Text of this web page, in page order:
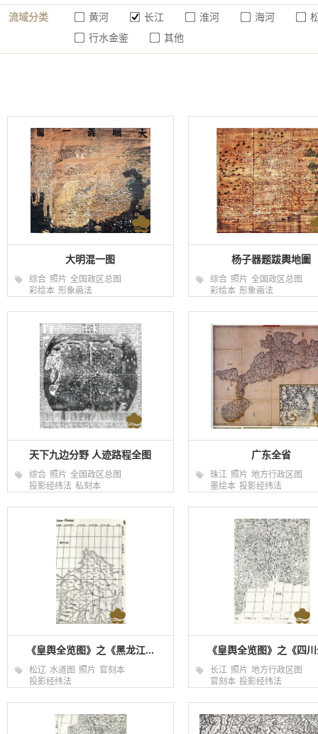
流域分类 黄河 长江 淮河 海河
行水金鉴
其他
大明混一图
综合 照片 全国政区总图
彩绘本 形象画法
杨子器题跋輿地圖
综合 照片 全国政区总图
彩绘本 形象画法
天下九边分野 人迹路程全图
综合 照片 全国政区总图
投影经纬法 私刻本
广东全省
珠江 照片 地方行政区图
墨绘本 投影经纬法
《皇舆全览图》之《黑龙江...
松辽 水道图 照片 官刻本
投影经纬法
《皇舆全览图》之《四
长江 照片 地方行政区图
官刻本 投影经纬法